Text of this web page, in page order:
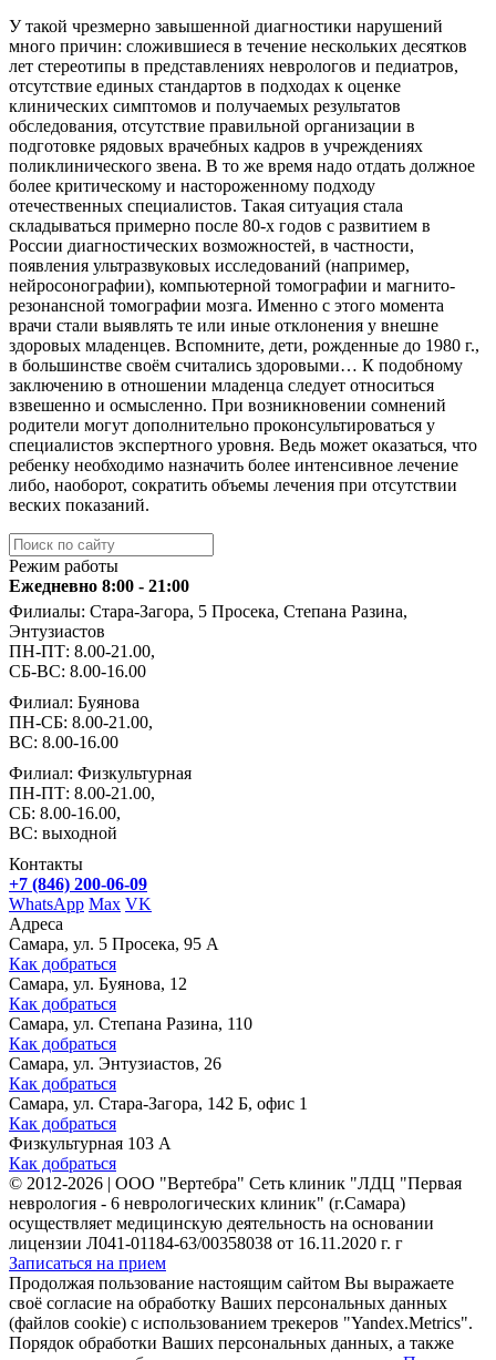
У такой чрезмерно завышенной диагностики нарушений
много причин: сложившиеся в течение нескольких десятков
лет стереотипы в представлениях неврологов и педиатров,
отсутствие единых стандартов в подходах к оценке
клинических симптомов и получаемых результатов
обследования, отсутствие правильной организации в
подготовке рядовых врачебных кадров в учреждениях
поликлинического звена. В то же время надо отдать должное
более критическому и настороженному подходу
отечественных специалистов. Такая ситуация стала
складываться примерно после 80-х годов с развитием в
России диагностических возможностей, в частности,
появления ультразвуковых исследований (например,
нейросонографии), компьютерной томографии и магнито-
резонансной томографии мозга. Именно с этого момента
врачи стали выявлять те или иные отклонения у внешне
здоровых младенцев. Вспомните, дети, рожденные до 1980 г.,
в большинстве своём считались здоровыми… К подобному
заключению в отношении младенца следует относиться
взвешенно и осмысленно. При возникновении сомнений
родители могут дополнительно проконсультироваться у
специалистов экспертного уровня. Ведь может оказаться, что
ребенку необходимо назначить более интенсивное лечение
либо, наоборот, сократить объемы лечения при отсутствии
веских показаний.
Режим работы
Ежедневно 8:00 - 21:00
Филиалы: Стара-Загора, 5 Просека, Степана Разина,
Энтузиастов
ПН-ПТ: 8.00-21.00,
СБ-ВС: 8.00-16.00
Филиал: Буянова
ПН-СБ: 8.00-21.00,
ВС: 8.00-16.00
Филиал: Физкультурная
ПН-ПТ: 8.00-21.00,
СБ: 8.00-16.00,
ВС: выходной
Контакты
+7 (846) 200-06-09
WhatsApp Max VK
Адреса
Самара, ул. 5 Просека, 95 А
Как добраться
Самара, ул. Буянова, 12
Как добраться
Самара, ул. Степана Разина, 110
Как добраться
Самара, ул. Энтузиастов, 26
Как добраться
Самара, ул. Стара-Загора, 142 Б, офис 1
Как добраться
Физкультурная 103 А
Как добраться
© 2012-2026 | ООО "Вертебра" Сеть клиник "ЛДЦ "Первая
неврология - 6 неврологических клиник" (г.Самара)
осуществляет медицинскую деятельность на основании
лицензии Л041-01184-63/00358038 от 16.11.2020 г. г
Записаться на прием
Продолжая пользование настоящим сайтом Вы выражаете
своё согласие на обработку Ваших персональных данных
(файлов cookie) с использованием трекеров "Yandex.Metrics".
Порядок обработки Ваших персональных данных, а также